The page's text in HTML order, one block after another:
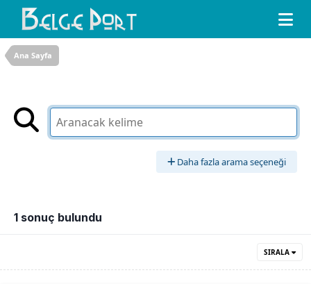
Ana Sayfa
Daha fazla arama seçeneği
1 sonuç bulundu
SIRALA